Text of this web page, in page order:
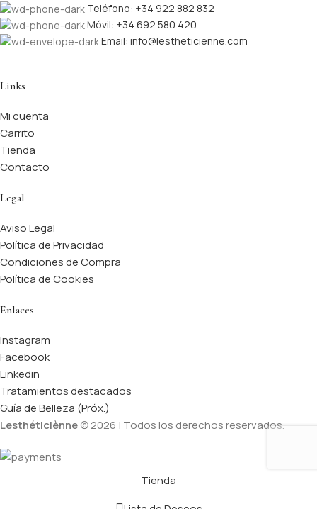
Teléfono: +34 922 882 832
Móvil: +34 692 580 420
Email: info@lestheticienne.com
Links
Mi cuenta
Carrito
Tienda
Contacto
Legal
Aviso Legal
Política de Privacidad
Condiciones de Compra
Política de Cookies
Enlaces
Instagram
Facebook
Linkedin
Tratamientos destacados
Guía de Belleza (Próx.)
Lesthéticiènne© 2026 | Todos los derechos reservados.
Tienda